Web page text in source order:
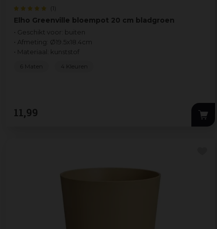
Elho Greenville bloempot 20 cm bladgroen
(1)
• Geschikt voor: buiten
• Afmeting: Ø19.5x18.4cm
• Materiaal: kunststof
11,99
6 Maten 4 Kleuren